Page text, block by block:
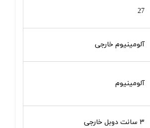
27
آلومینیوم خارجی
آلومینیوم
۳ سانت دوبل خارجی